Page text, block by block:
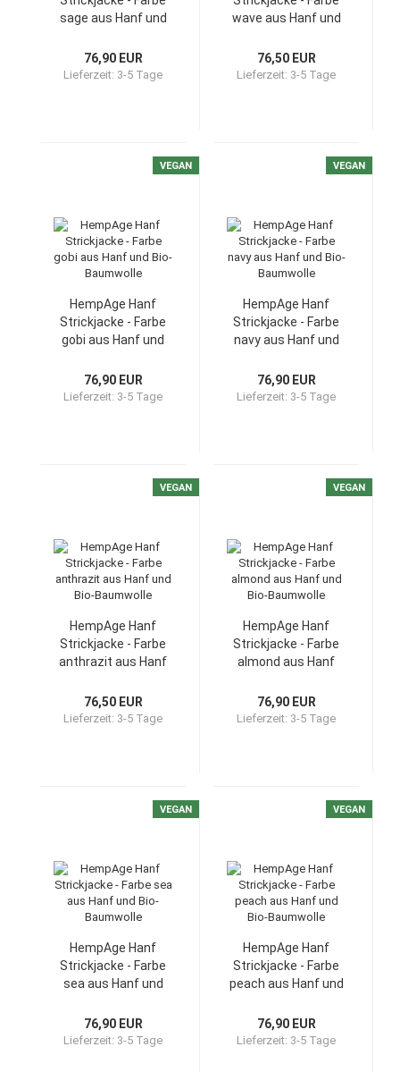
sage aus Hanf und
76,90 EUR
Lieferzeit: 3-5 Tage
wave aus Hanf und
76,50 EUR
Lieferzeit: 3-5 Tage
VEGAN
HempAge Hanf
Strickjacke - Farbe
gobi aus Hanf und
76,90 EUR
Lieferzeit: 3-5 Tage
VEGAN
HempAge Hanf
Strickjacke - Farbe
navy aus Hanf und
76,90 EUR
Lieferzeit: 3-5 Tage
VEGAN
HempAge Hanf
Strickjacke - Farbe
anthrazit aus Hanf
76,50 EUR
Lieferzeit: 3-5 Tage
VEGAN
HempAge Hanf
Strickjacke - Farbe
almond aus Hanf
76,90 EUR
Lieferzeit: 3-5 Tage
VEGAN
HempAge Hanf
Strickjacke - Farbe
sea aus Hanf und
76,90 EUR
Lieferzeit: 3-5 Tage
VEGAN
HempAge Hanf
Strickjacke - Farbe
peach aus Hanf und
76,90 EUR
Lieferzeit: 3-5 Tage